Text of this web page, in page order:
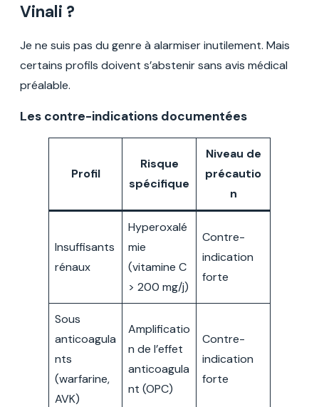
Vinali ?
Je ne suis pas du genre à alarmiser inutilement. Mais
certains profils doivent s’abstenir sans avis médical
préalable.
Les contre-indications documentées
Profil
Risque
spécifique
Niveau de
précautio
n
Insuffisants
rénaux
Hyperoxalé
mie
(vitamine C
> 200 mg/j)
Contre-
indication
forte
Sous
anticoagula
nts
(warfarine,
AVK)
Amplificatio
n de l’effet
anticoagula
nt (OPC)
Contre-
indication
forte